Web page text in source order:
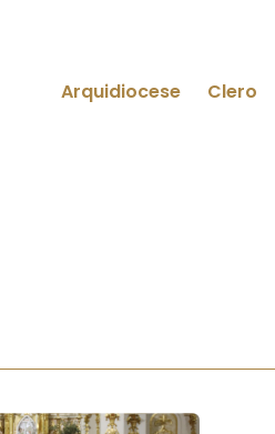
Arquidiocese Clero